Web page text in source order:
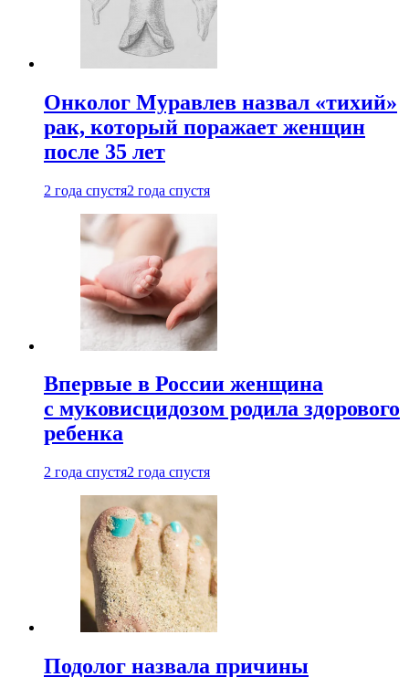
Онколог Муравлев назвал «тихий»
рак, который поражает женщин
после 35 лет
2 года спустя2 года спустя
Впервые в России женщина
с муковисцидозом родила здорового
ребенка
2 года спустя2 года спустя
Подолог назвала причины